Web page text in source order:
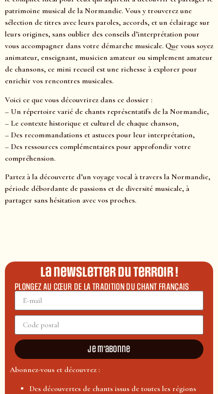
patrimoine musical de la Normandie. Vous y trouverez une
sélection de titres avec leurs paroles, accords, et un éclairage sur
leurs origines, sans oublier des conseils d’interprétation pour
vous accompagner dans votre démarche musicale. Que vous soyez
animateur, enseignant, musicien amateur ou simplement amateur
de chansons, ce mini recueil est une richesse à explorer pour
enrichir vos rencontres musicales.
Voici ce que vous découvrirez dans ce dossier :
– Un répertoire varié de chants représentatifs de la Normandie,
– Le contexte historique et culturel de chaque chanson,
– Des recommandations et astuces pour leur interprétation,
– Des ressources complémentaires pour approfondir votre
compréhension.
Partez à la découverte d’un voyage vocal à travers la Normandie,
période débordante de passions et de diversité musicale, à
partager sans hésitation avec vos proches.
La newsletter du terroir !
PLONGEZ AU CŒUR DE LA TRADITION DU CHANT FRANÇAIS
Je m'abonne
Abonnez-vous et découvrez :
Des découvertes de chants issus de toutes les régions